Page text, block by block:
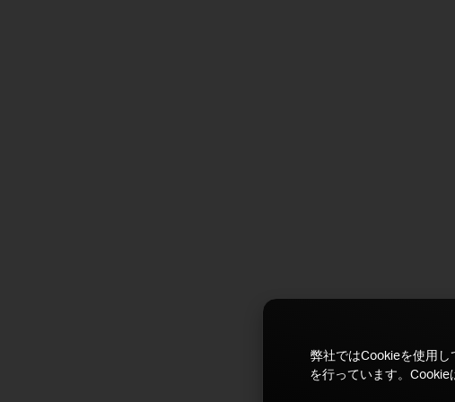
弊社ではCookieを使用
を行っています。